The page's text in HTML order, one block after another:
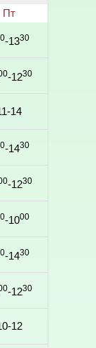
Пт
-1330
-1230
14
-1430
-1230
-1000
-1430
-1230
12